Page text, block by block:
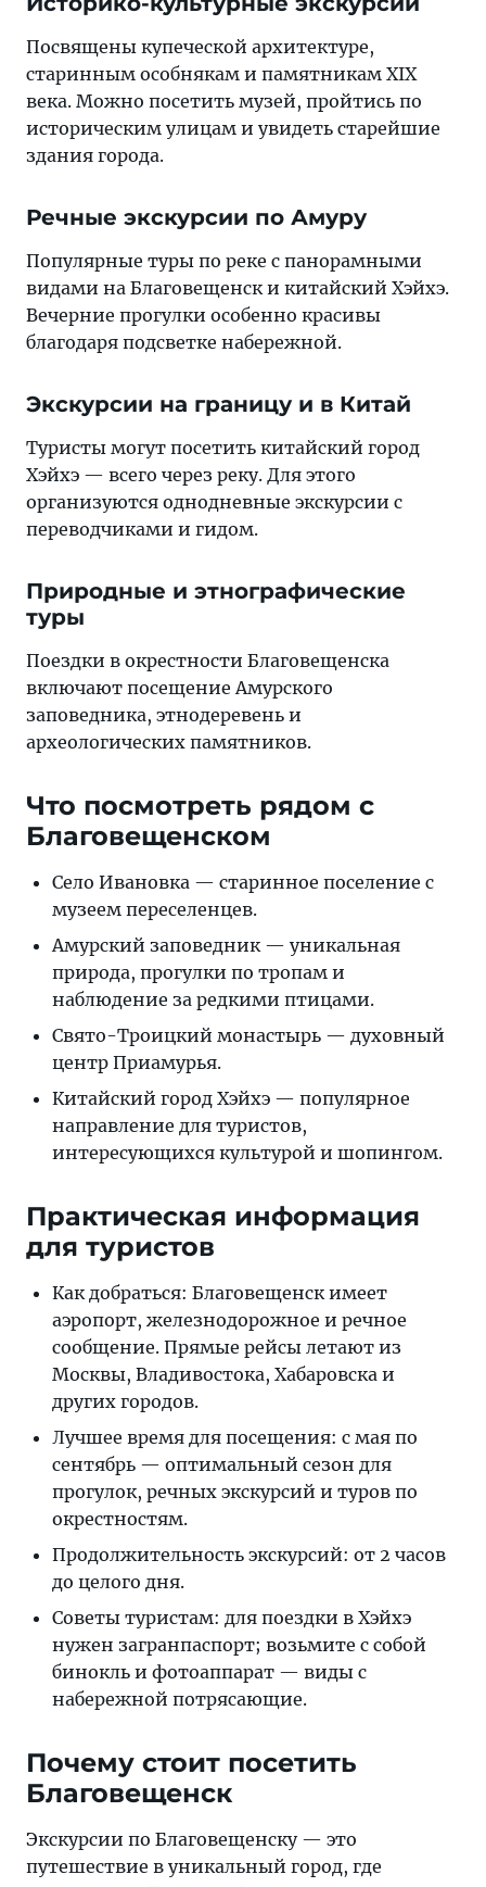
Посвящены купеческой архитектуре,
старинным особнякам и памятникам XIX
века. Можно посетить музей, пройтись по
историческим улицам и увидеть старейшие
здания города.
Речные экскурсии по Амуру
Популярные туры по реке с панорамными
видами на Благовещенск и китайский Хэйхэ.
Вечерние прогулки особенно красивы
благодаря подсветке набережной.
Экскурсии на границу и в Китай
Туристы могут посетить китайский город
Хэйхэ — всего через реку. Для этого
организуются однодневные экскурсии с
переводчиками и гидом.
Природные и этнографические
туры
Поездки в окрестности Благовещенска
включают посещение Амурского
заповедника, этнодеревень и
археологических памятников.
Что посмотреть рядом с
Благовещенском
Село Ивановка — старинное поселение с
музеем переселенцев.
Амурский заповедник — уникальная
природа, прогулки по тропам и
наблюдение за редкими птицами.
Свято-Троицкий монастырь — духовный
центр Приамурья.
Китайский город Хэйхэ — популярное
направление для туристов,
интересующихся культурой и шопингом.
Практическая информация
для туристов
Как добраться: Благовещенск имеет
аэропорт, железнодорожное и речное
сообщение. Прямые рейсы летают из
Москвы, Владивостока, Хабаровска и
других городов.
Лучшее время для посещения: с мая по
сентябрь — оптимальный сезон для
прогулок, речных экскурсий и туров по
окрестностям.
Продолжительность экскурсий: от 2 часов
до целого дня.
Советы туристам: для поездки в Хэйхэ
нужен загранпаспорт; возьмите с собой
бинокль и фотоаппарат — виды с
набережной потрясающие.
Почему стоит посетить
Благовещенск
Экскурсии по Благовещенску — это
путешествие в уникальный город, где